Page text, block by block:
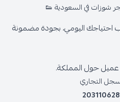
شوزات في السعودية 👟
احتياجك اليومي، بجودة مضمونة
التجاري